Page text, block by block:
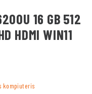
16 GB 512
HDMI WIN11
kompiuteris